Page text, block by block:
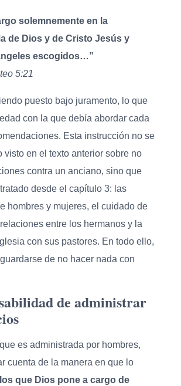
solemnemente en la
de Dios y de Cristo Jesús y
escogidos…”
5:21
puesto bajo juramento, lo que
con la que debía abordar cada
Esta instrucción no se
visto en el texto anterior sobre no
contra un anciano, sino que
desde el capítulo 3: las
hombres y mujeres, el cuidado de
entre los hermanos y la
con sus pastores. En todo ello,
de no hacer nada con
de administrar
es administrada por hombres,
cuenta de la manera en que lo
que Dios pone a cargo de